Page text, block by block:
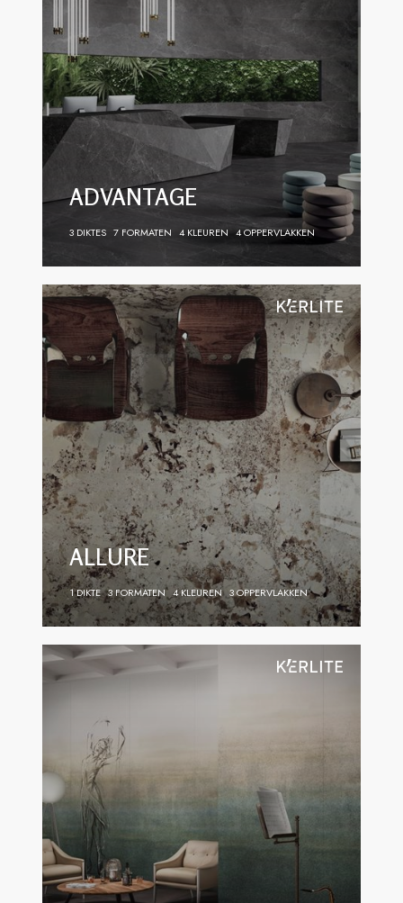
ADVANTAGE
3 DIKTES 7 FORMATEN 4 KLEUREN 4 OPPERVLAKKEN
ALLURE
1 DIKTE 3 FORMATEN 4 KLEUREN 3 OPPERVLAKKEN